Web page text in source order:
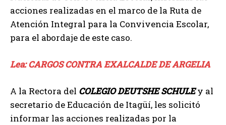
acciones realizadas en el marco de la Ruta de
Atención Integral para la Convivencia Escolar,
para el abordaje de este caso.
Lea: CARGOS CONTRA EXALCALDE DE ARGELIA
A la Rectora del COLEGIO DEUTSHE SCHULEy al
secretario de Educación de Itagüí, les solicitó
informar las acciones realizadas por la